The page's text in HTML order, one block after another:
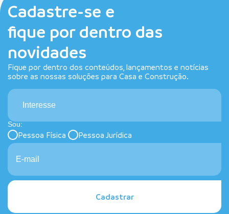
Cadastre-se e
fique por dentro das
novidades
Fique por dentro dos conteúdos, lançamentos e notícias
sobre as nossas soluções para Casa e Construção.
Interesse
Sou:
Pessoa Física Pessoa Jurídica
Cadastrar